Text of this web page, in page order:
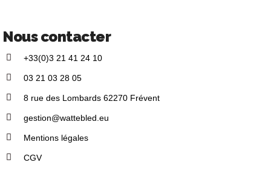
Nous contacter
+33(0)3 21 41 24 10
03 21 03 28 05
8 rue des Lombards 62270 Frévent
gestion@wattebled.eu
Mentions légales
CGV